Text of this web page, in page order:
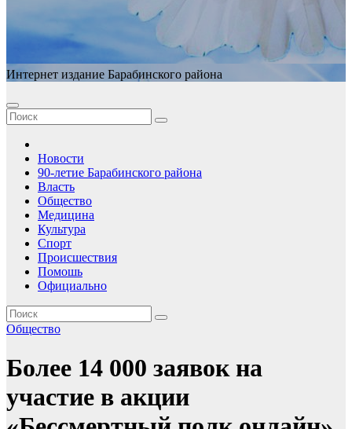
Интернет издание Барабинского района
Новости
90-летие Барабинского района
Власть
Общество
Медицина
Культура
Спорт
Происшествия
Помошь
Официально
Общество
Более 14 000 заявок на
участие в акции